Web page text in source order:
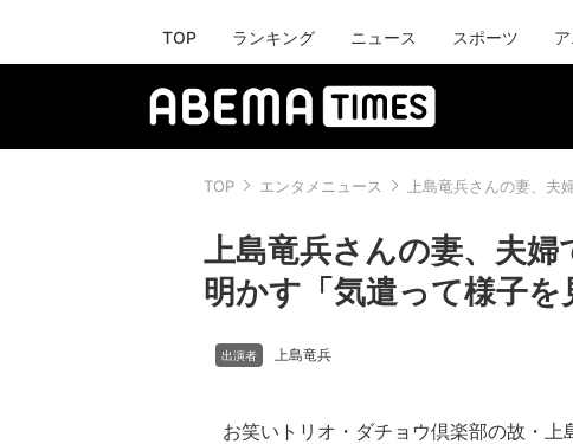
TOP ランキング ニュース スポーツ
TOP エンタメニュース 上島竜兵さんの妻、夫
上島竜兵さんの妻、夫
明かす「気遣って様子を
上島竜兵
お笑いトリオ・ダチョウ倶楽部の故・上